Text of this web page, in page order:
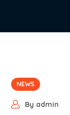
NEWS
By admin